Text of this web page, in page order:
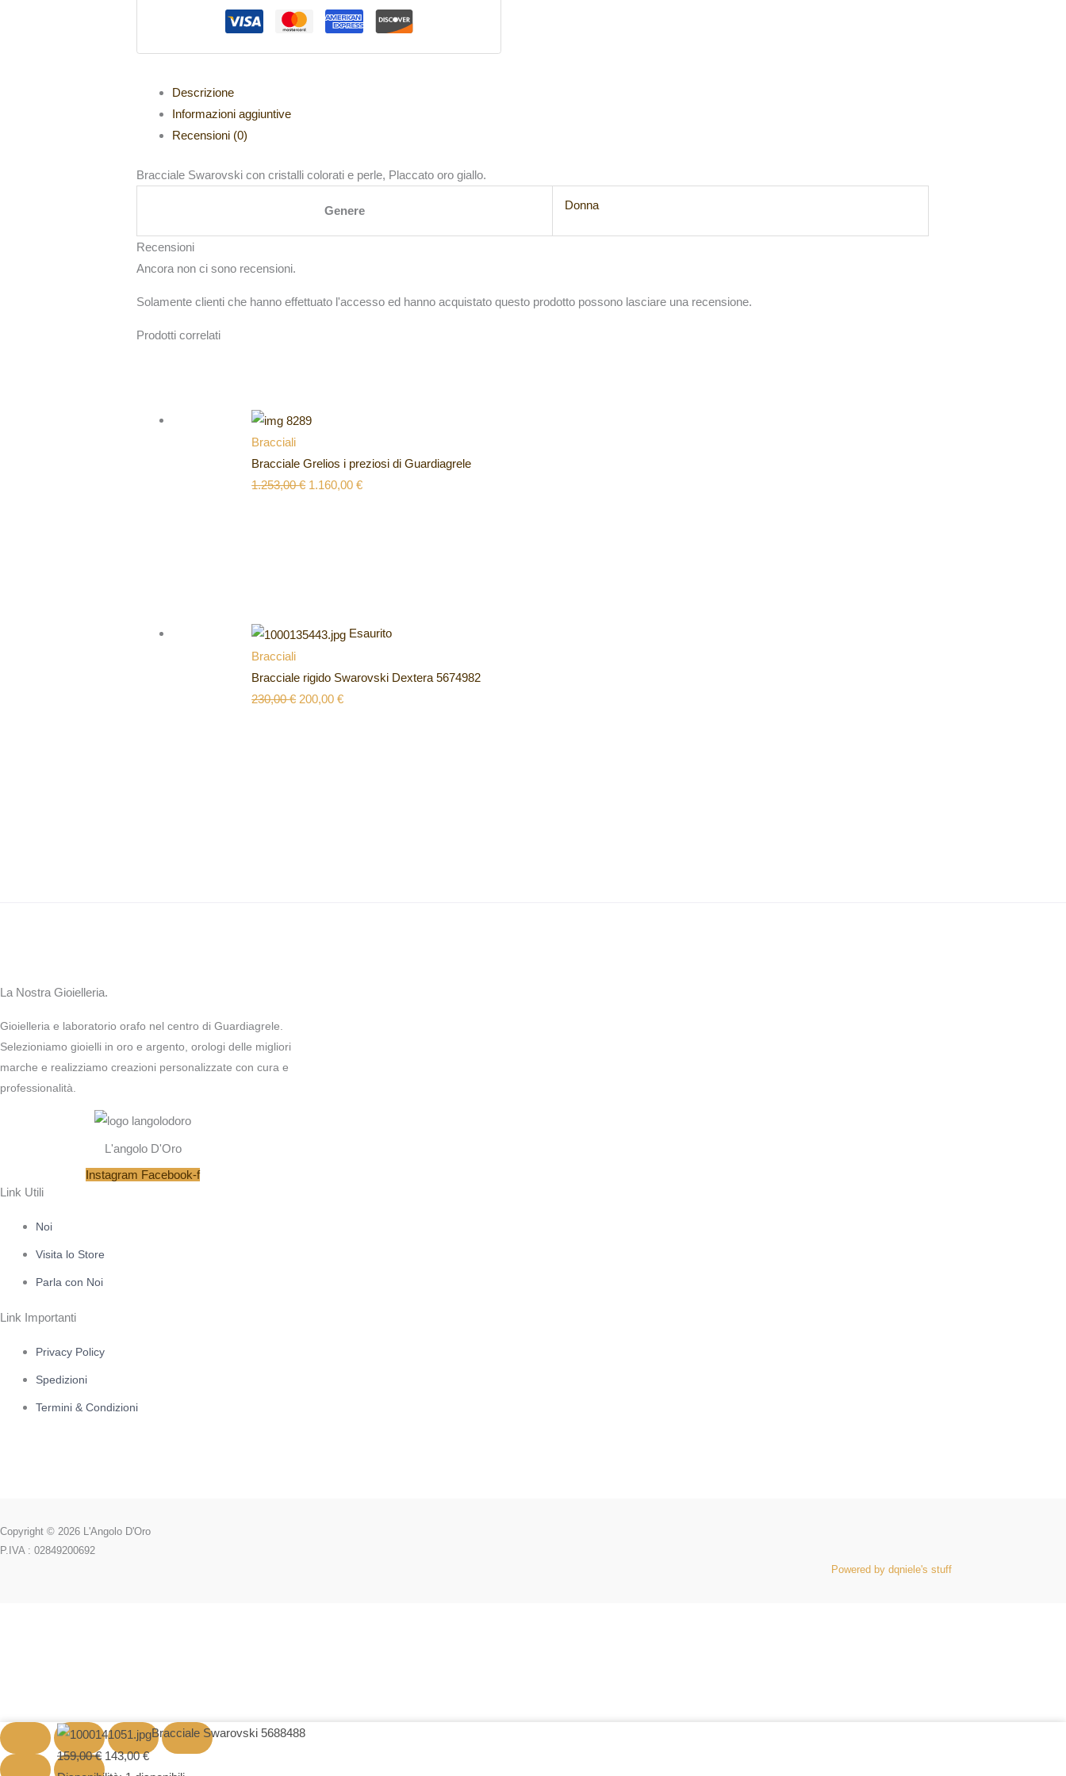
Descrizione
Informazioni aggiuntive
Recensioni (0)
Bracciale Swarovski con cristalli colorati e perle, Placcato oro giallo.
Genere Donna
Recensioni
Ancora non ci sono recensioni.
Solamente clienti che hanno effettuato l'accesso ed hanno acquistato questo prodotto possono lasciare una recensione.
Prodotti correlati
Bracciali
Bracciale Grelios i preziosi di Guardiagrele
1.253,00€ 1.160,00€
Esaurito
Bracciali
Bracciale rigido Swarovski Dextera 5674982
230,00€ 200,00€
La Nostra Gioielleria.
Gioielleria e laboratorio orafo nel centro di Guardiagrele.
Selezioniamo gioielli in oro e argento, orologi delle migliori
marche e realizziamo creazioni personalizzate con cura e
professionalità.
L'angolo D'Oro
Instagram Facebook-f
Link Utili
Noi
Visita lo Store
Parla con Noi
Link Importanti
Privacy Policy
Spedizioni
Termini & Condizioni
Copyright © 2026 L'Angolo D'Oro
P.IVA : 02849200692
Powered by dqniele's stuff
Bracciale Swarovski 5688488
159,00€
Il
prezzo
143,00€
Il
prezzo
Bracciale
Swarovski